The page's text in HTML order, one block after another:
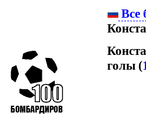
Все
голы (